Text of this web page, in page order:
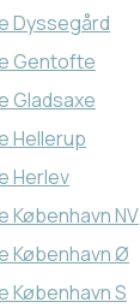
Dyssegård
Gentofte
Gladsaxe
Hellerup
Herlev
København NV
København Ø
København S